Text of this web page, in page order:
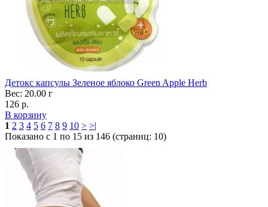
Детокс капсулы Зеленое яблоко Green Apple Herb
Вес: 20.00 г
126 р.
В корзину
1 2 3 4 5 6 7 8 9 10 > >|
Показано с 1 по 15 из 146 (страниц: 10)